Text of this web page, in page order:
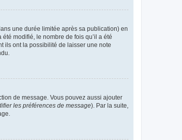
une durée limitée après sa publication) en
modifié, le nombre de fois qu’il a été
ils ont la possibilité de laisser une note
de message. Vous pouvez aussi ajouter
les préférences de message). Par la suite,